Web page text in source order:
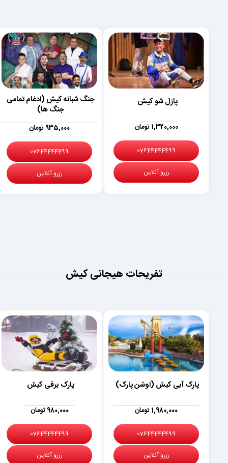
پازل شو کیش
1,320,000 تومان
07644444499
رزرو آنلاین
جنگ شبانه کیش (ادغام تمامی
جنگ ها)
935,000 تومان
07644444499
رزرو آنلاین
تفریحات هیجانی کیش
پارک آبی کیش (اوشن پارک)
1,980,000 تومان
07644444499
رزرو آنلاین
پارک برفی کیش
980,000 تومان
07644444499
رزرو آنلاین